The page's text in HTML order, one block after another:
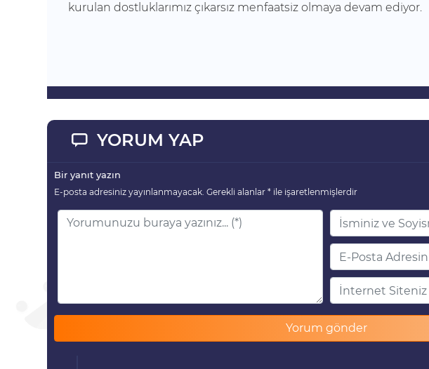
kurulan dostluklarımız çıkarsız menfaatsiz olmaya devam ediyor.
YORUM YAP
Bir yanıt yazın
E-posta adresiniz yayınlanmayacak. Gerekli alanlar * ile işaretlenmişlerdir